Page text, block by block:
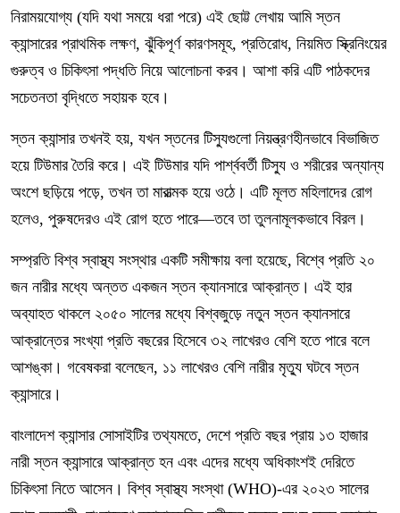
নিরাময়যোগ্য (যদি যথা সময়ে ধরা পরে) এই ছোট্ট লেখায় আমি স্তন
ক্যান্সারের প্রাথমিক লক্ষণ, ঝুঁকিপূর্ণ কারণসমূহ, প্রতিরোধ, নিয়মিত স্ক্রিনিংয়ের
গুরুত্ব ও চিকিৎসা পদ্ধতি নিয়ে আলোচনা করব। আশা করি এটি পাঠকদের
সচেতনতা বৃদ্ধিতে সহায়ক হবে।
স্তন ক্যান্সার তখনই হয়, যখন স্তনের টিস্যুগুলো নিয়ন্ত্রণহীনভাবে বিভাজিত
হয়ে টিউমার তৈরি করে। এই টিউমার যদি পার্শ্ববর্তী টিস্যু ও শরীরের অন্যান্য
অংশে ছড়িয়ে পড়ে, তখন তা মারাত্মক হয়ে ওঠে। এটি মূলত মহিলাদের রোগ
হলেও, পুরুষদেরও এই রোগ হতে পারে—তবে তা তুলনামূলকভাবে বিরল।
সম্প্রতি বিশ্ব স্বাস্থ্য সংস্থার একটি সমীক্ষায় বলা হয়েছে, বিশ্বে প্রতি ২০
জন নারীর মধ্যে অন্তত একজন স্তন ক্যানসারে আক্রান্ত। এই হার
অব্যাহত থাকলে ২০৫০ সালের মধ্যে বিশ্বজুড়ে নতুন স্তন ক্যানসারে
আক্রান্তের সংখ্যা প্রতি বছরের হিসেবে ৩২ লাখেরও বেশি হতে পারে বলে
আশঙ্কা। গবেষকরা বলেছেন, ১১ লাখেরও বেশি নারীর মৃত্যু ঘটবে স্তন
ক্যান্সারে।
বাংলাদেশ ক্যান্সার সোসাইটির তথ্যমতে, দেশে প্রতি বছর প্রায় ১৩ হাজার
নারী স্তন ক্যান্সারে আক্রান্ত হন এবং এদের মধ্যে অধিকাংশই দেরিতে
চিকিৎসা নিতে আসেন। বিশ্ব স্বাস্থ্য সংস্থা (WHO)-এর ২০২৩ সালের